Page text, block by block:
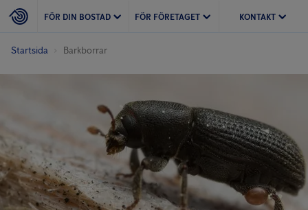
FÖR DIN BOSTAD FÖR FÖRETAGET KONTAKT
Startsida Barkborrar